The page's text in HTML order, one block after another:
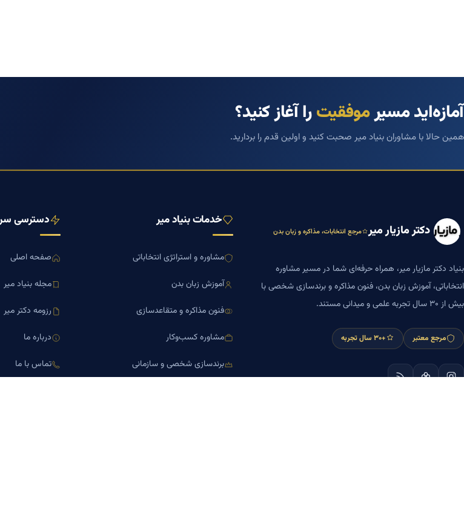
آمازه‌اید مسیرموفقیترا آغاز کنید؟
همین حالا با مشاوران بنیاد میر صحبت کنید و اولین قدم را بردارید.
دکتر مازیار میر مرجع انتخابات، مذاکره و زبان بدن
بنیاد دکتر مازیار میر، همراه حرفه‌ای شما در مسیر مشاوره
انتخاباتی، آموزش زبان بدن، فنون مذاکره و برندسازی شخصی با
بیش از ۳۰ سال تجربه علمی و میدانی مستند.
مرجع معتبر +۳۰ سال تجربه
خدمات بنیاد میر
مشاوره و استراتژی انتخاباتی
آموزش زبان بدن
فنون مذاکره و متقاعدسازی
مشاوره کسب‌وکار
برندسازی شخصی و سازمانی
دسترسی
صفحه اصلی
مجله بنیاد میر
رزومه دکتر میر
درباره ما
تماس با ما